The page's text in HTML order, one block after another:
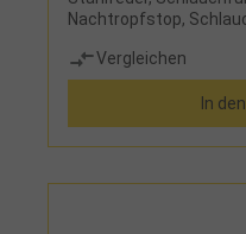
Nachtropfstop,
in jeder Länge möglich,
Ziehen am Schlauch
Qualitäts-
Hahnstück 3/4",
Wasserstop 1/2",
Vergleichen
In